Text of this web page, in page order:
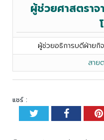
ผู้ช่วยศาสตรา
ผู้ช่วยอธิการบดีฝ่ายกิ
สาย
แชร์ :
TwitterFacebook